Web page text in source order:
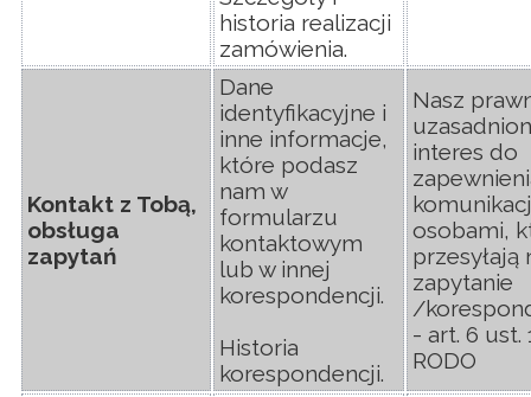
historia realizacji
zamówienia.
Kontakt z Tobą,
obsługa
zapytań
Dane
identyfikacyjne i
inne informacje,
które podasz
nam w
formularzu
kontaktowym
lub w innej
korespondencji.
Historia
korespondencji.
Nasz
interes do
osobami,
przesyłają
zapytanie
/
- art. 6 ust.
RODO